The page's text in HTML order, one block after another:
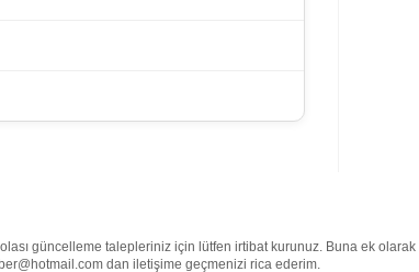
güncelleme talepleriniz için lütfen irtibat kurunuz. Buna ek olarak
dan iletişime geçmenizi rica ederim.